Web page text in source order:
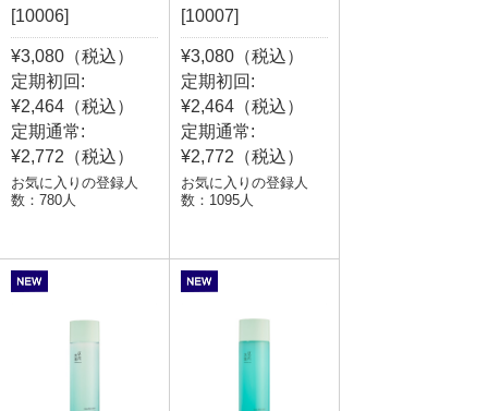
[10006]
¥3,080（税込）
定期初回:
¥2,464（税込）
定期通常:
¥2,772（税込）
お気に入りの登録人
数：780人
[10007]
¥3,080（税込）
定期初回:
¥2,464（税込）
定期通常:
¥2,772（税込）
お気に入りの登録人
数：1095人